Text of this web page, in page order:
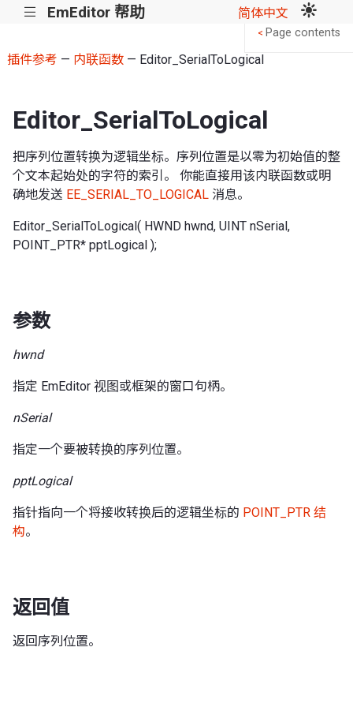
||| EmEditor 帮助 简体中文
插件参考 — 内联函数— Editor_SerialToLogical
Editor_SerialToLogical
把序列位置转换为逻辑坐标。序列位置是以零为初始值的整
个文本起始处的字符的索引。 你能直接用该内联函数或明
确地发送 EE_SERIAL_TO_LOGICAL 消息。
Editor_SerialToLogical( HWND hwnd, UINT nSerial,
POINT_PTR* pptLogical );
参数
hwnd
指定 EmEditor 视图或框架的窗口句柄。
nSerial
指定一个要被转换的序列位置。
pptLogical
指针指向一个将接收转换后的逻辑坐标的 POINT_PTR 结
构。
返回值
返回序列位置。
< Page contents